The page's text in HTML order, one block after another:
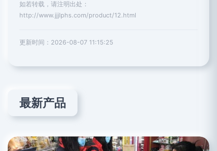
如若转载，请注明出处：
http://www.jjjlphs.com/product/12.html
更新时间：2026-08-07 11:15:25
最新产品